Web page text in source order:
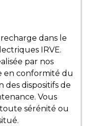
dans le
IRVE.
par nos
en conformité du
dispositifs de
Vous
sérénité ou